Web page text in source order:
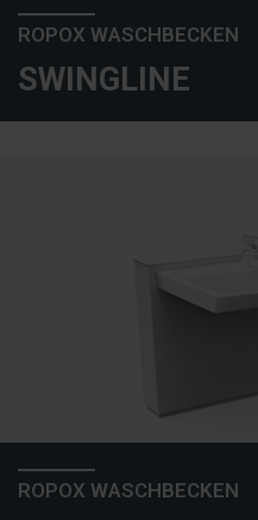
ROPOX WASCHBECKEN
SWINGLINE
ROPOX WASCHBECKEN